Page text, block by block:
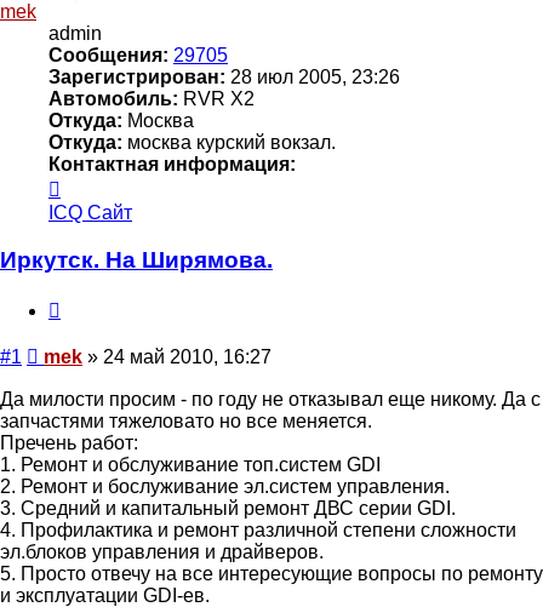
mek
admin
Сообщения: 29705
Зарегистрирован: 28 июл 2005, 23:26
Автомобиль: RVR X2
Откуда: Москва
Откуда: москва курский вокзал.
Контактная информация:
информация
пользователя
ICQ Сайт
Иркутск. На Ширямова.
#1 Сообщение
mek » 24 май 2010, 16:27
Да милости просим - по году не отказывал еще никому. Да с
запчастями тяжеловато но все меняется.
Пречень работ:
1. Ремонт и обслуживание топ.систем GDI
2. Ремонт и бослуживание эл.систем управления.
3. Средний и капитальный ремонт ДВС серии GDI.
4. Профилактика и ремонт различной степени сложности
эл.блоков управления и драйверов.
5. Просто отвечу на все интересующие вопросы по ремонту
и эксплуатации GDI-ев.